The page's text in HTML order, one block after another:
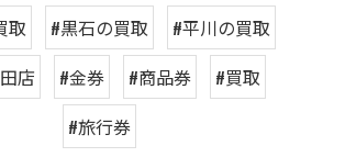
取 #黒石の買取
#平川の買取
店
#金券 #商品券
#買取
#旅行券